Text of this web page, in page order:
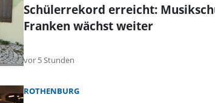
Schülerrekord erreicht:
Franken wächst weiter
vor 5 Stunden
ROTHENBURG